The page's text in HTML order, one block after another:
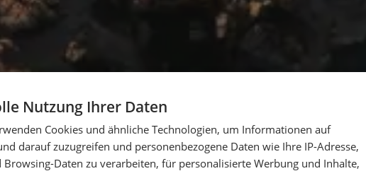
GERMAN
Nutzung Ihrer Daten
Cookies und ähnliche Technologien, um Informationen auf
darauf zuzugreifen und personenbezogene Daten wie Ihre IP-Adresse,
Daten zu verarbeiten, für personalisierte Werbung und Inhalte,